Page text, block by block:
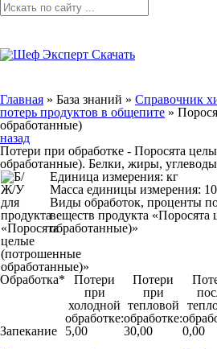
Главная » База знаний » Справочник
потерь продуктов в общепите »
обработанные)
назад
Потери при обработке - Поросята
обработанные). Белки, жиры,
Единица измерения: кг
Масса единицы измерения:
Виды обработок, проценты
веществ продукта
обработанные)»
Обработка*
Потери
при
холодной
обработке:
Потери
при
тепловой
обработке:
Запекание 5,00 30,00 0,00